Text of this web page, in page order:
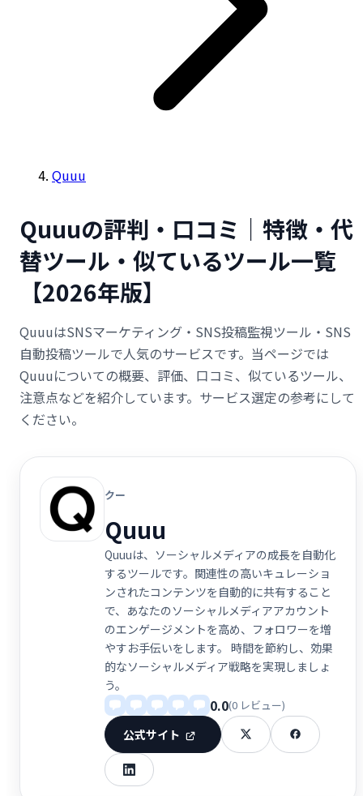
Quuu
Quuuの評判・口コミ｜特徴・代
替ツール・似ているツール一覧
【2026年版】
QuuuはSNSマーケティング・SNS投稿監視ツール・SNS
自動投稿ツールで人気のサービスです。当ページでは
Quuuについての概要、評価、口コミ、似ているツール、
注意点などを紹介しています。サービス選定の参考にして
ください。
クー
Quuu
Quuuは、ソーシャルメディアの成長を自動化
するツールです。関連性の高いキュレーショ
ンされたコンテンツを自動的に共有すること
で、あなたのソーシャルメディアアカウント
のエンゲージメントを高め、フォロワーを増
やすお手伝いをします。 時間を節約し、効果
的なソーシャルメディア戦略を実現しましょ
う。
0.0(0 レビュー)
公式サイト